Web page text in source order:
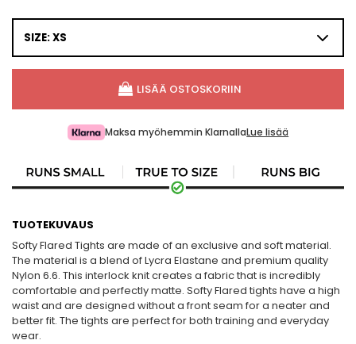
SIZE: XS
LISÄÄ OSTOSKORIIN
Maksa myöhemmin KlarnallaLue lisää
TUOTEKUVAUS
Softy Flared Tights are made of an exclusive and soft material.
The material is a blend of Lycra Elastane and premium quality
Nylon 6.6. This interlock knit creates a fabric that is incredibly
comfortable and perfectly matte. Softy Flared tights have a high
waist and are designed without a front seam for a neater and
better fit. The tights are perfect for both training and everyday
wear.